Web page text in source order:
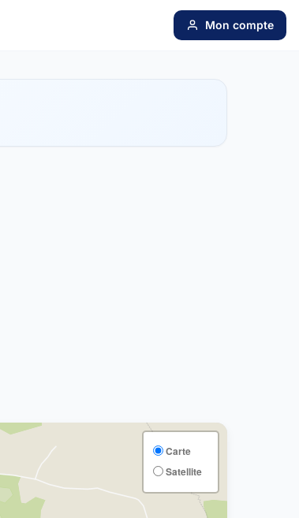
Mon compte
Carte
Satellite